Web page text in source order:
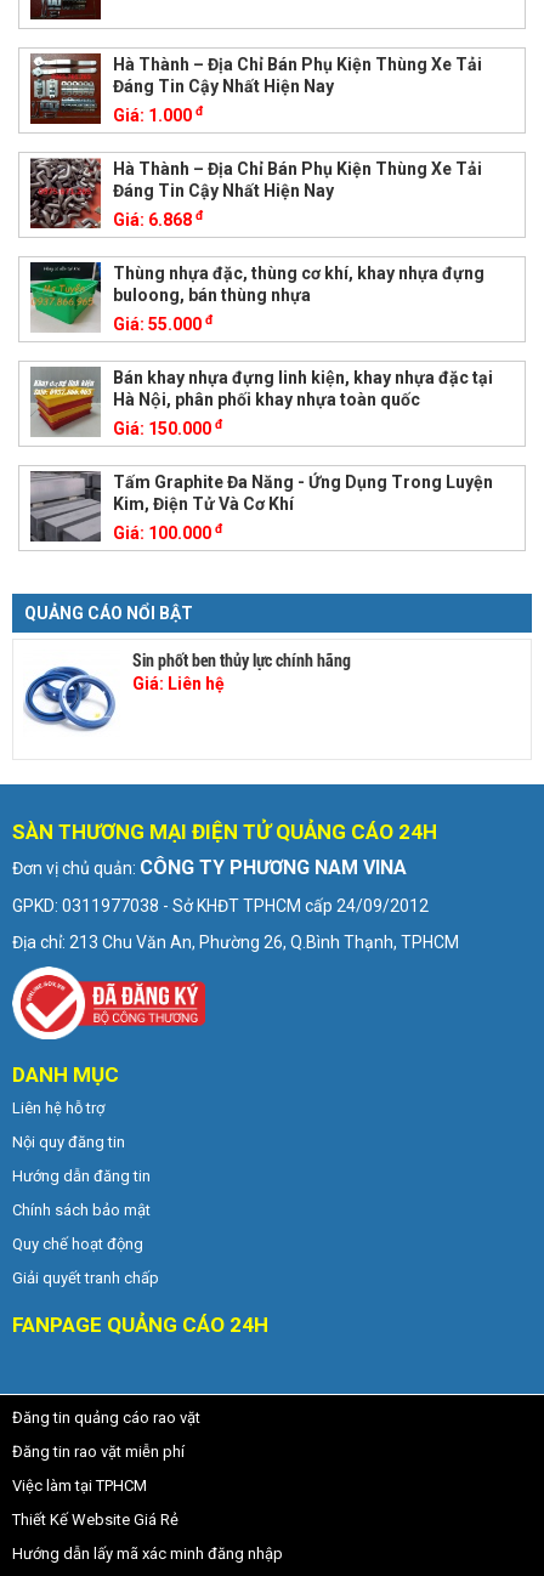
Hà Thành – Địa Chỉ Bán Phụ Kiện Thùng Xe Tải
Đáng Tin Cậy Nhất Hiện Nay
Giá: 1.000 đ
Hà Thành – Địa Chỉ Bán Phụ Kiện Thùng Xe Tải
Đáng Tin Cậy Nhất Hiện Nay
Giá: 6.868 đ
Thùng nhựa đặc, thùng cơ khí, khay nhựa đựng
buloong, bán thùng nhựa
Giá: 55.000 đ
Bán khay nhựa đựng linh kiện, khay nhựa đặc tại
Hà Nội, phân phối khay nhựa toàn quốc
Giá: 150.000 đ
Tấm Graphite Đa Năng - Ứng Dụng Trong Luyện
Kim, Điện Tử Và Cơ Khí
Giá: 100.000 đ
QUẢNG CÁO NỔI BẬT
Sin phốt ben thủy lực chính hãng
Giá: Liên hệ
SÀN THƯƠNG MẠI ĐIỆN TỬ QUẢNG CÁO 24H
Đơn vị chủ quản: CÔNG TY PHƯƠNG NAM VINA
GPKD: 0311977038 - Sở KHĐT TPHCM cấp 24/09/2012
Địa chỉ: 213 Chu Văn An, Phường 26, Q.Bình Thạnh, TPHCM
DANH MỤC
Liên hệ hỗ trợ
Nội quy đăng tin
Hướng dẫn đăng tin
Chính sách bảo mật
Quy chế hoạt động
Giải quyết tranh chấp
FANPAGE QUẢNG CÁO 24H
Đăng tin quảng cáo rao vặt
Đăng tin rao vặt miễn phí
Việc làm tại TPHCM
Thiết Kế Website Giá Rẻ
Hướng dẫn lấy mã xác minh đăng nhập